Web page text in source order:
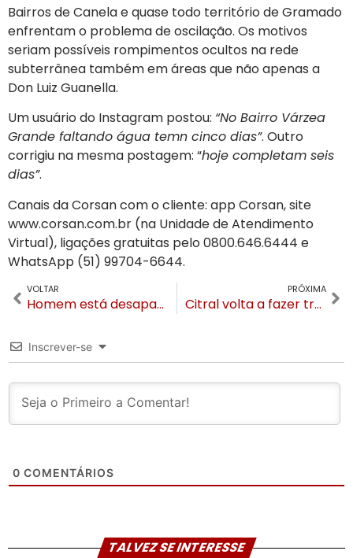
Bairros de Canela e quase todo território de Gramado
enfrentam o problema de oscilação. Os motivos
seriam possíveis rompimentos ocultos na rede
subterrânea também em áreas que não apenas a
Don Luiz Guanella.
Um usuário do Instagram postou: “No Bairro Várzea
Grande faltando água temn cinco dias”. Outro
corrigiu na mesma postagem: “hoje completam seis
dias”.
Canais da Corsan com o cliente: app Corsan, site
www.corsan.com.br (na Unidade de Atendimento
Virtual), ligações gratuitas pelo 0800.646.6444 e
WhatsApp (51) 99704-6644.
VOLTAR
Homem está desaparecido após queda de jet ski na Barragem do Salto em São Chico
PRÓXIMA
Citral volta a fazer trajeto entre Gramado, Canela e Caxias do Sul pela BR-116
Inscrever-se
0 COMENTÁRIOS
TALVEZ SE INTERESSE